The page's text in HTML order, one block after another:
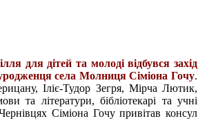
для дітей та молоді відбувся захід
села Молниця Сіміона Гочу.
Іліє-Тудор Зегря, Мірча Лютик,
та літератури, бібліотекарі та учні
Сіміона Гочу привітав консул